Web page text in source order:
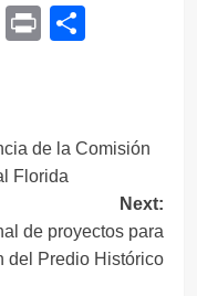
Print
de la Comisión
Florida
Next:
de proyectos para
del Predio Histórico